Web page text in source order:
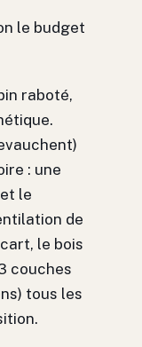
le budget
raboté,
: une
le
de
le bois
couches
tous les